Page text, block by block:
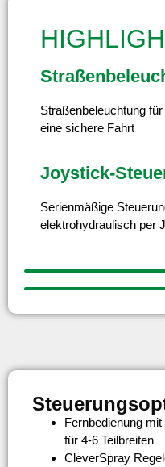
Straßenbeleuchtung für
eine sichere Fahrt
Joystick-
Serienmäßige
elektrohydraulisch per
Fernbedienung
für 4-6 Teilbreiten
CleverSpray